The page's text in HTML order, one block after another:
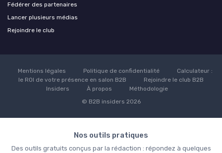
Fédérer des partenaires
Lancer plusieurs médias
Rejoindre le club
Mentions légales Politique de confidentialité
Calculateur :
le ROI de votre présence en salon B2B
Rejoindre le club B2B
Insiders
À propos
Méthodologie
© B2B insiders 2026
Nos outils pratiques
Des outils gratuits conçus par la rédaction : répondez à quelques